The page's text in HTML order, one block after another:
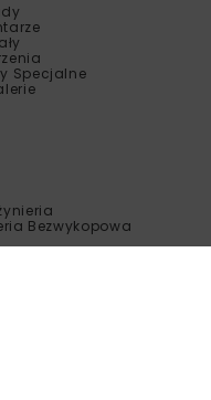
Specjalne
Bezwykopowa